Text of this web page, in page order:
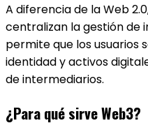
A diferencia de la Web
centralizan la gestión de
permite que los usuarios
identidad y activos
de intermediarios.
¿Para qué sirve Web3?